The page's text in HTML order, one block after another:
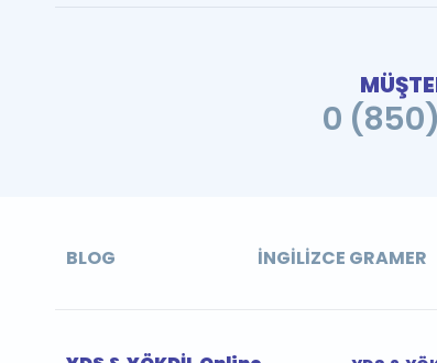
0
BLOG İNGILIZCE GRAMER